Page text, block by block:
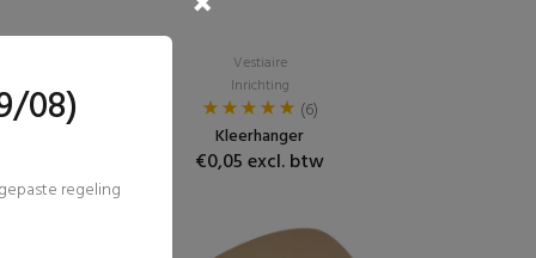
Vestiaire
Inrichting
(6)
Kleerhanger
€0,05 excl. btw
08)
regeling